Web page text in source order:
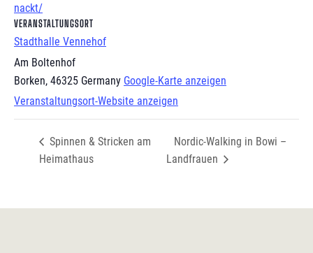
nackt/
VERANSTALTUNGSORT
Stadthalle Vennehof
Am Boltenhof
Borken, 46325 Germany Google-Karte anzeigen
Veranstaltungsort-Website anzeigen
Spinnen & Stricken am
Heimathaus
Nordic-Walking in Bowi –
Landfrauen